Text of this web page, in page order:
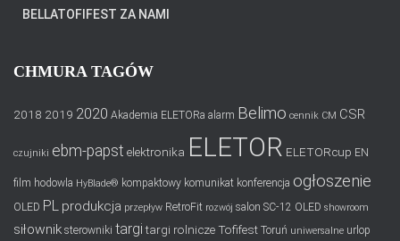
BELLATOFIFEST ZA NAMI
CHMURA TAGÓW
2018 2019 2020 Akademia ELETORa alarm Belimo cennik CM CSR
czujniki ebm-papst elektronika ELETOR ELETORcup EN
film hodowla HyBlade® kompaktowy komunikat konferencja ogłoszenie
OLED PL produkcja przepływ RetroFit rozwój salon SC-12 OLED showroom
siłownik sterowniki targi targi rolniczeTofifest Toruń uniwersalne urlop